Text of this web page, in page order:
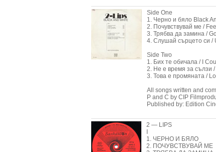
Side One
1. Черно и бяло Black
2. Почувствувай ме /
3. Трябва да замина /
4. Слушай сърцето си /
Side Two
1. Бих те обичала / I
2. Не е время за сълзи
3. Това е промяната /
All songs written and
P and С by CIP
Published by: Edition
2 — LIPS
1. ЧЕРНО И БЯЛО
2. ПОЧУВСТВУВАЙ ME